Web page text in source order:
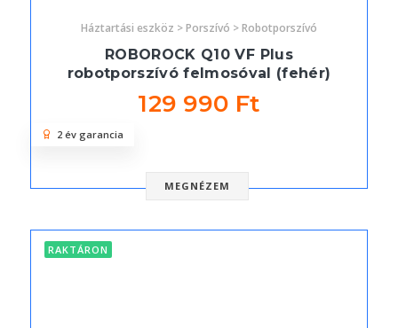
Háztartási eszköz > Porszívó > Robotporszívó
ROBOROCK Q10 VF Plus
robotporszívó felmosóval (fehér)
129 990 Ft
MEGNÉZEM
2 év garancia
RAKTÁRON